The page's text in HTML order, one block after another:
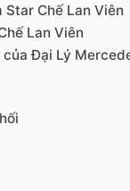
Chế Lan Viên
Lan Viên
Đại Lý